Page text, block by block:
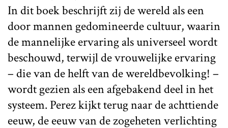
In dit boek beschrijft zij de wereld als een
door mannen gedomineerde cultuur, waarin
de mannelijke ervaring als universeel wordt
beschouwd, terwijl de vrouwelijke ervaring
– die van de helft van de wereldbevolking! –
wordt gezien als een afgebakend deel in het
systeem. Perez kijkt terug naar de achttiende
eeuw, de eeuw van de zogeheten verlichting